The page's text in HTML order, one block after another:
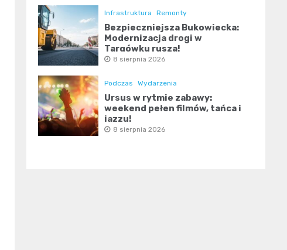
Infrastruktura Remonty
Bezpieczniejsza Bukowiecka:
Modernizacja drogi w
Targówku rusza!
8 sierpnia 2026
Podczas Wydarzenia
Ursus w rytmie zabawy:
weekend pełen filmów, tańca i
jazzu!
8 sierpnia 2026